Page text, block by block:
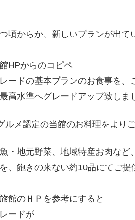
頃からか、新しいプランが出て
HPからのコピペ
レードの基本プランのお食事を
高水準へグレードアップ致し
ルメ認定の当館のお料理をより
・地元野菜、地域特産お肉など
、飽きの来ない約10品にてご提
館のＨＰを参考にすると
ードが